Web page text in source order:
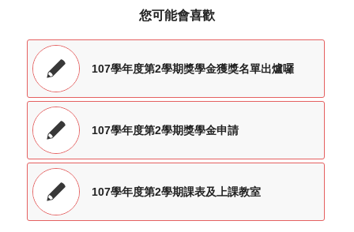
您可能會喜歡
107學年度第2學期獎學金獲獎名單出爐囉
107學年度第2學期獎學金申請
107學年度第2學期課表及上課教室